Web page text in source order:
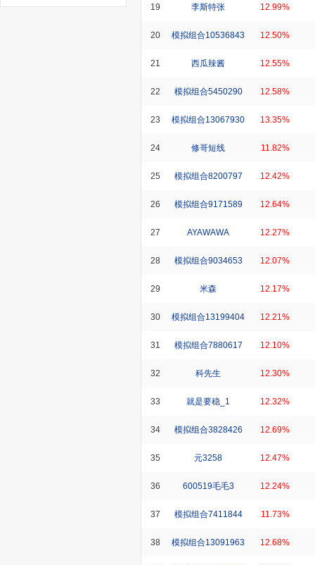
19 李斯特张 12.99%
20 模拟组合10536843 12.50%
21 西瓜辣酱 12.55%
22 模拟组合5450290 12.58%
23 模拟组合13067930 13.35%
24 修哥短线 11.82%
25 模拟组合8200797 12.42%
26 模拟组合9171589 12.64%
27 AYAWAWA 12.27%
28 模拟组合9034653 12.07%
29 米森 12.17%
30 模拟组合13199404 12.21%
31 模拟组合7880617 12.10%
32 科先生 12.30%
33 就是要稳_1 12.32%
34 模拟组合3828426 12.69%
35 元3258 12.47%
36 600519毛毛3 12.24%
37 模拟组合7411844 11.73%
38 模拟组合13091963 12.68%